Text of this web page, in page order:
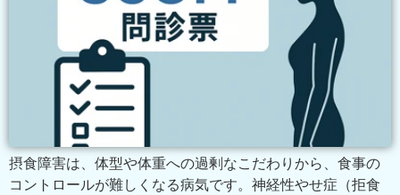
摂食障害は、体型や体重への過剰なこだわりから、食事の
コントロールが難しくなる病気です。神経性やせ症（拒食